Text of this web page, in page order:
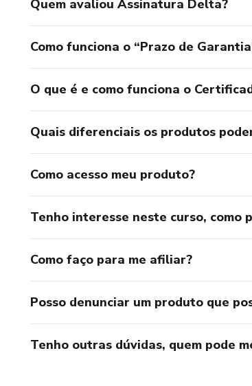
Quem avaliou Assinatura Delta?
Como funciona o “Prazo de
O que é e como funciona o
Quais diferenciais os produtos
Como acesso meu produto?
Tenho interesse neste curso, como
Como faço para me afiliar?
Posso denunciar um produto que
Tenho outras dúvidas, quem pode